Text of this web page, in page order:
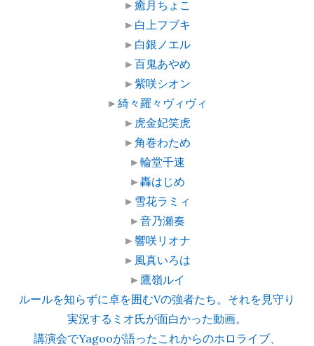
►癒月ちょこ
► 白上フブキ
► 白銀ノエル
►百鬼あやめ
►紫咲シオン
►綺々羅々ヴィヴィ
► 虎金妃笑虎
►角巻わため
►輪堂千速
►轟はじめ
► 雪花ラミィ
►音乃瀬奏
►響咲リオナ
► 風真いろは
► 鷹嶺ルイ
ルールを知らずに卓を囲むVの強者たち。それを見守り
実況するミオ氏が面白かった動画。
講演会でYagooが語ったこれからのホロライブ、